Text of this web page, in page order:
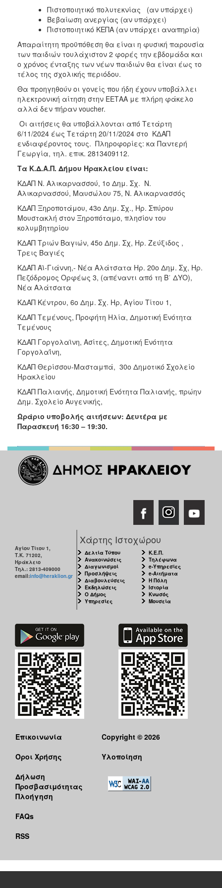
Πιστοποιητικό πολυτεκνίας (αν υπάρχει)
Βεβαίωση ανεργίας (αν υπάρχει)
Πιστοποιητικό ΚΕΠΑ (αν υπάρχει αναπηρία)
Απαραίτητη προϋπόθεση θα είναι η φυσική παρουσία
των παιδιών τουλάχιστον 2 φορές την εβδομάδα και
ο χρόνος ένταξης των νέων παιδιών θα είναι έως το
τέλος της σχολικής περιόδου.
Θα προηγηθούν οι γονείς που ήδη έχουν υποβάλλει
ηλεκτρονική αίτηση στην ΕΕΤΑΑ με πλήρη φάκελο
αλλά δεν πήραν voucher.
Οι αιτήσεις θα υποβάλλονται από Τετάρτη
6/11/2024 έως Τετάρτη 20/11/2024 στο ΚΔΑΠ
ενδιαφέροντος τους. Πληροφορίες: κα Παντερή
Γεωργία, τηλ. επικ. 2813409112.
Τα Κ.Δ.Α.Π. Δήμου Ηρακλείου είναι:
ΚΔΑΠ Ν. Αλικαρνασσού, 1ο Δημ. Σχ. Ν.
Αλικαρνασσού, Μαυσώλου 75, Ν. Αλικαρνασσός
ΚΔΑΠ Ξηροποτάμου, 43ο Δημ. Σχ., Ηρ. Σπύρου
Μουστακλή στον Ξηροπόταμο, πλησίον του
κολυμβητηρίου
ΚΔΑΠ Τριών Βαγιών, 45ο Δημ. Σχ, Ηρ. Ζεύξιδος ,
Τρεις Βαγιές
ΚΔΑΠ Αϊ-Γιάννη,- Νέα Αλάτσατα Ηρ. 20ο Δημ. Σχ, Ηρ.
Πεζόδρομος Ορφέως 3, (απέναντι από τη Β΄ ΔΥΟ),
Νέα Αλάτσατα
ΚΔΑΠ Κέντρου, 6ο Δημ. Σχ. Ηρ, Αγίου Τίτου 1,
ΚΔΑΠ Τεμένους, Προφήτη Ηλία, Δημοτική Ενότητα
Τεμένους
ΚΔΑΠ Γοργολαϊνη, Ασίτες, Δημοτική Ενότητα
Γοργολαΐνη,
ΚΔΑΠ Θερίσσου-Μασταμπά, 30ο Δημοτικό Σχολείο
Ηρακλείου
ΚΔΑΠ Παλιανής, Δημοτική Ενότητα Παλιανής, πρώην
Δημ. Σχολείο Αυγενικής,
Ωράριο υποβολής αιτήσεων: Δευτέρα με
Παρασκευή 16:30 – 19:30.
Αγίου Τίτου 1,
Τ.Κ. 71202,
Ηράκλειο
Τηλ.: 2813-409000
email:info@heraklion.gr
Χάρτης Ιστοχώρου
Δελτία Τύπου
Ανακοινώσεις
Διαγωνισμοί
Προσλήψεις
Διαβουλεύσεις
Εκδηλώσεις
Ο Δήμος
Υπηρεσίες
Κ.Ε.Π.
Τηλέφωνα
e-Υπηρεσίες
e-Αιτήματα
Η Πόλη
Ιστορία
Κνωσός
Μουσεία
Επικοινωνία
Όροι Χρήσης
Δήλωση
Προσβασιμότητας
Πλοήγηση
FAQs
RSS
Copyright © 2026
Υλοποίηση